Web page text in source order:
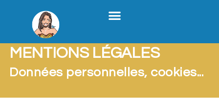
MENTIONS LÉGALES
Données personnelles, cookies...